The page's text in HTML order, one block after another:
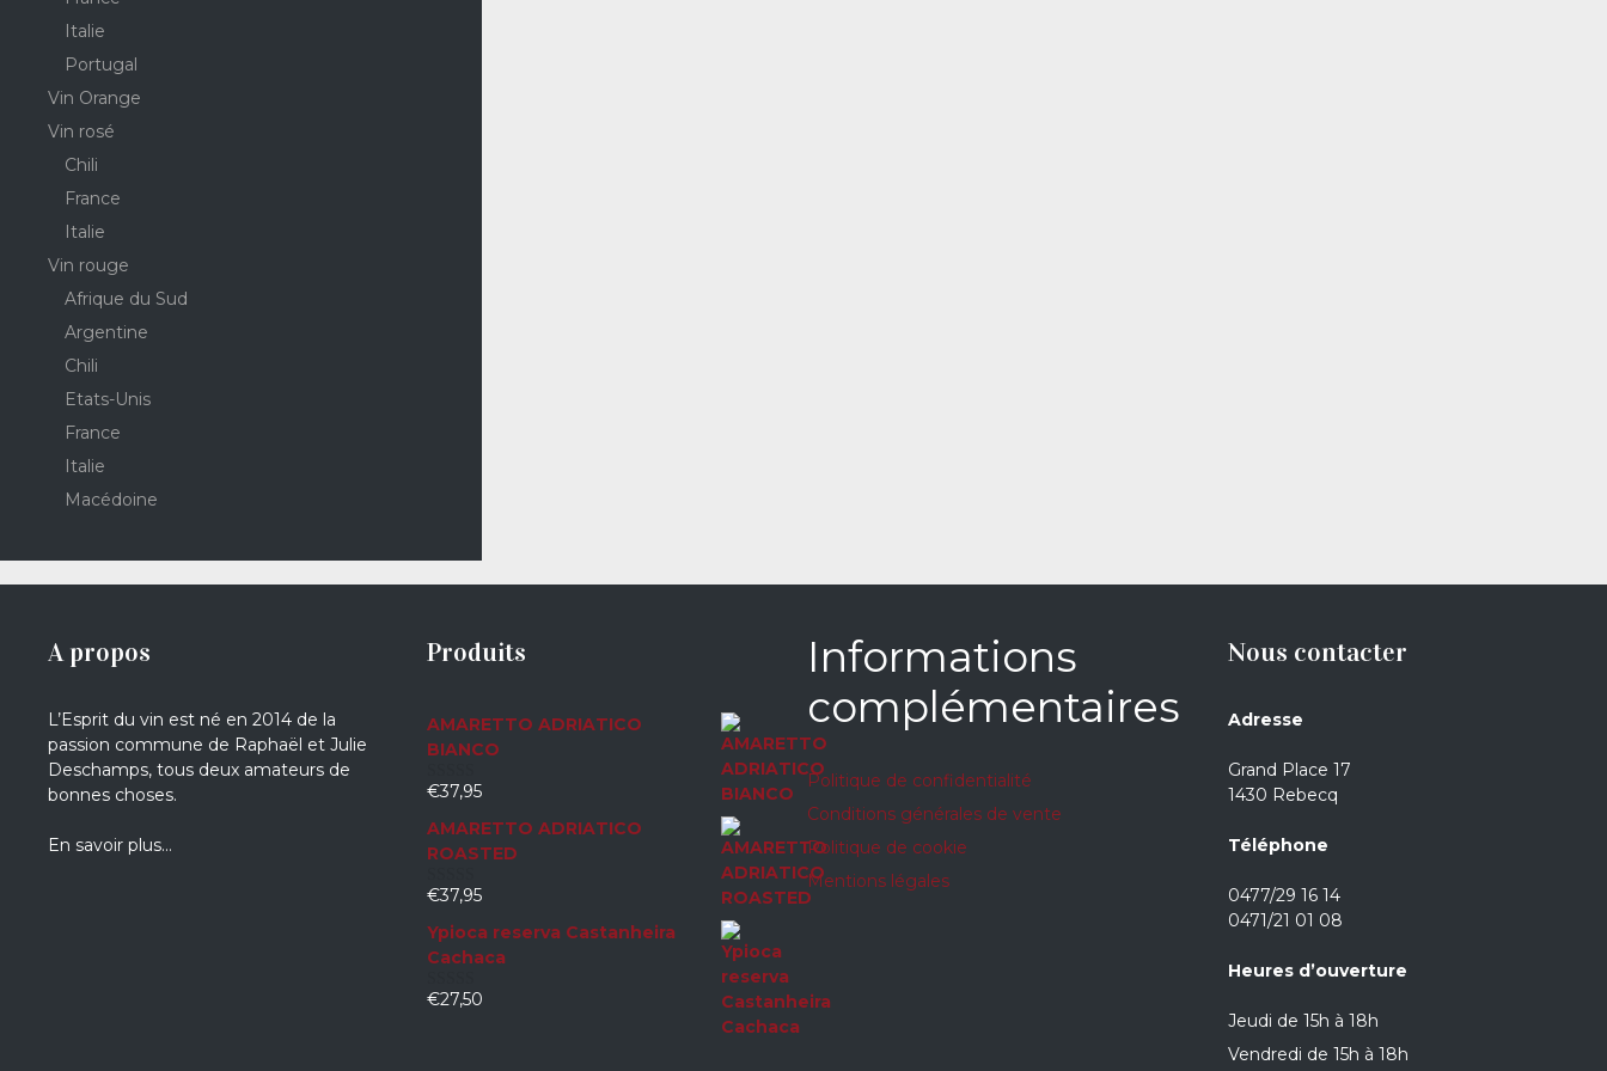
Italie
Portugal
Vin Orange
Vin rosé
Chili
France
Italie
Vin rouge
Afrique du Sud
Argentine
Chili
Etats-Unis
France
Italie
Macédoine
A propos
L’Esprit du vin est né en 2014 de la
passion commune de Raphaël et Julie
Deschamps, tous deux amateurs de
bonnes choses.
En savoir plus…
Produits
AMARETTO ADRIATICO
BIANCO
0
5
€37,95
AMARETTO ADRIATICO
ROASTED
0
5
€37,95
Ypioca reserva Castanheira
Cachaca
0
€27,50
Informations
complémentaires
Politique de confidentialité
Conditions générales de vente
Politique de cookie
Mentions légales
Nous contacter
Adresse
Grand Place 17
1430 Rebecq
Téléphone
0477/29 16 14
0471/21 01 08
Heures d’ouverture
Jeudi de 15h à 18h
Vendredi de 15h à 18h